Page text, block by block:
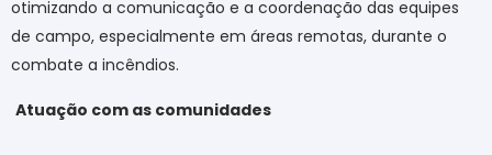
otimizando a comunicação e a coordenação das equipes
de campo, especialmente em áreas remotas, durante o
combate a incêndios.
Atuação com as comunidades